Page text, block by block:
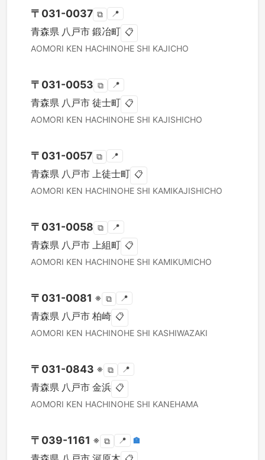
〒 031-0037 ⧉ 📍
青森県 八戸市 鍛冶町 📋
AOMORI KEN HACHINOHE SHI KAJICHO
〒 031-0053 ⧉ 📍
青森県 八戸市 徒士町 📋
AOMORI KEN HACHINOHE SHI KAJISHICHO
〒 031-0057 ⧉ 📍
青森県 八戸市 上徒士町 📋
AOMORI KEN HACHINOHE SHI KAMIKAJISHICHO
〒 031-0058 ⧉ 📍
青森県 八戸市 上組町 📋
AOMORI KEN HACHINOHE SHI KAMIKUMICHO
〒 031-0081 ※ ⧉ 📍
青森県 八戸市 柏崎 📋
AOMORI KEN HACHINOHE SHI KASHIWAZAKI
〒 031-0843 ※ ⧉ 📍
青森県 八戸市 金浜 📋
AOMORI KEN HACHINOHE SHI KANEHAMA
〒 039-1161 ※ ⧉ 📍 🏣